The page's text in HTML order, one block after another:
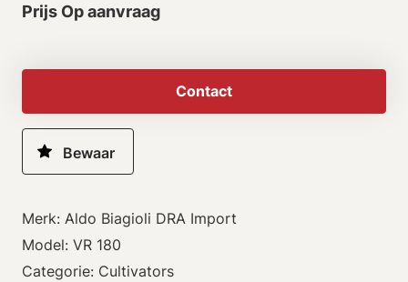
Prijs Op aanvraag
Contact
Merk: Aldo Biagioli DRA Import
Model: VR 180
Categorie: Cultivators